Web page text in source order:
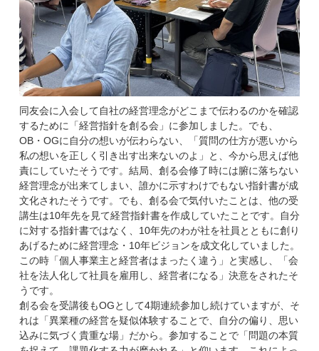
同友会に入会して自社の経営理念がどこまで伝わるのかを確認
するために「経営指針を創る会」に参加しました。でも、
OB・OGに自分の想いが伝わらない、「質問の仕方が悪いから
私の想いを正しく引き出す出来ないのよ」と、今から思えば他
責にしていたそうです。結局、創る会修了時には腑に落ちない
経営理念が出来てしまい、誰かに示すわけでもない指針書が成
文化されたそうです。でも、創る会で気付いたことは、他の受
講生は10年先を見て経営指針書を作成していたことです。自分
に対する指針書ではなく、10年先のわが社を社員とともに創り
あげるために経営理念・10年ビジョンを成文化していました。
この時「個人事業主と経営者はまったく違う」と実感し、「会
社を法人化して社員を雇用し、経営者になる」決意をされたそ
うです。
創る会を受講後もOGとして4期連続参加し続けていますが、そ
れは「異業種の経営を疑似体験することで、自分の偏り、思い
込みに気づく貴重な場」だから。参加することで「問題の本質